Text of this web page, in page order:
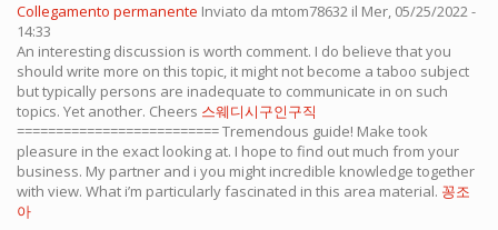
Collegamento permanente Inviato da mtom78632 il Mer, 05/25/2022 -
14:33
An interesting discussion is worth comment. I do believe that you
should write more on this topic, it might not become a taboo subject
but typically persons are inadequate to communicate in on such
topics. Yet another. Cheers 스웨디시구인구직
========================== Tremendous guide! Make took
pleasure in the exact looking at. I hope to find out much from your
business. My partner and i you might incredible knowledge together
with view. What i’m particularly fascinated in this area material. 꽁조
아